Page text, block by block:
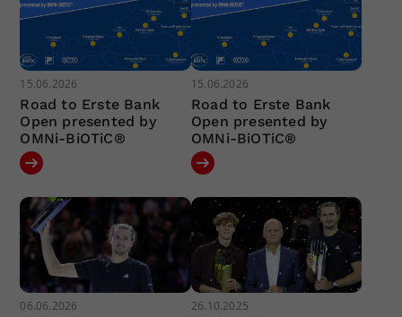
15.06.2026
Road to Erste Bank
Open presented by
OMNi-BiOTiC®
15.06.2026
Road to Erste Bank
Open presented by
OMNi-BiOTiC®
06.06.2026 26.10.2025